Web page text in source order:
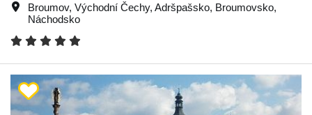
Broumov, Východní Čechy, Adršpašsko, Broumovsko,
Náchodsko